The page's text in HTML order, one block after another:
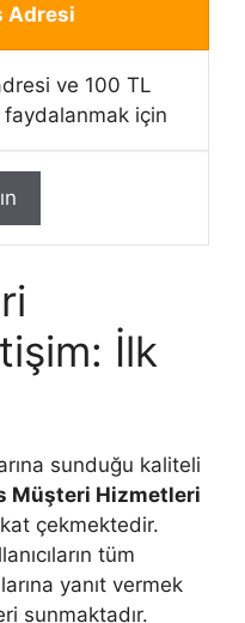
Adresi
ve 100 TL
için
İlk
sunduğu kaliteli
Müşteri Hizmetleri
çekmektedir.
tüm
yanıt vermek
sunmaktadır.